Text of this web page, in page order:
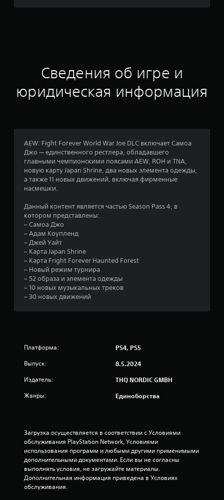
о
н
к
:
4
.
и
о
Сведения об игре и
юридическая информация
AEW: Fight Forever World War Joe DLC включает Самоа
Джо — единственного рестлера, обладавшего
главными чемпионскими поясами AEW, ROH и TNA,
новую карту Japan Shrine, два новых элемента одежды,
а также 11 новых движений, включая фирменные
насмешки.
Данный контент является частью Season Pass 4, в
котором представлены:
– Самоа Джо
– Адам Коупленд
– Джей Уайт
– Карта Japan Shrine
– Карта Fright Forever Haunted Forest
– Новый режим турнира
– 52 образа и элемента одежды
– 10 новых музыкальных треков
– 30 новых движений
Платформа: PS4, PS5
Выпуск: 8.5.2024
Издатель: THQ NORDIC GMBH
Жанры: Единоборства
Загрузка осуществляется в соответствии с Условиями
обслуживания PlayStation Network, Условиями
использования программ и любыми другими применимыми
дополнительными документами. Если вы не согласны
выполнять условия, не загружайте материалы.
Дополнительная информация приведена в Условиях
обслуживания.